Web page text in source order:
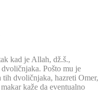
kad je Allah, dž.š.,
Pošto mu je
tih dvoličnjaka, hazreti Omer,
kaže da eventualno